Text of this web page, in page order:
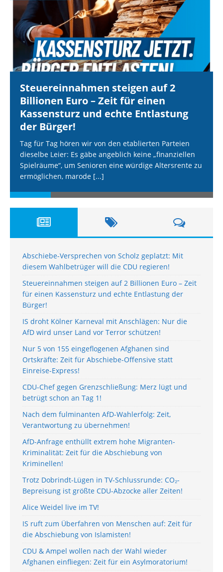
Steuereinnahmen steigen auf 2
Billionen Euro – Zeit für einen
Kassensturz und echte Entlastung
der Bürger!
Tag für Tag hören wir von den etablierten Parteien
dieselbe Leier: Es gäbe angeblich keine „finanziellen
Spielräume“, um Senioren eine würdige Altersrente zu
ermöglichen, marode [...]
Abschiebe-Versprechen von Scholz geplatzt: Mit
diesem Wahlbetrüger will die CDU regieren!
Steuereinnahmen steigen auf 2 Billionen Euro – Zeit
für einen Kassensturz und echte Entlastung der
Bürger!
IS droht Kölner Karneval mit Anschlägen: Nur die
AfD wird unser Land vor Terror schützen!
Nur 5 von 155 eingeflogenen Afghanen sind
Ortskräfte: Zeit für Abschiebe-Offensive statt
Einreise-Express!
CDU-Chef gegen Grenzschließung: Merz lügt und
betrügt schon an Tag 1!
Nach dem fulminanten AfD-Wahlerfolg: Zeit,
Verantwortung zu übernehmen!
AfD-Anfrage enthüllt extrem hohe Migranten-
Kriminalität: Zeit für die Abschiebung von
Kriminellen!
Trotz Dobrindt-Lügen in TV-Schlussrunde: CO₂-
Bepreisung ist größte CDU-Abzocke aller Zeiten!
Alice Weidel live im TV!
IS ruft zum Überfahren von Menschen auf: Zeit für
die Abschiebung von Islamisten!
CDU & Ampel wollen nach der Wahl wieder
Afghanen einfliegen: Zeit für ein Asylmoratorium!